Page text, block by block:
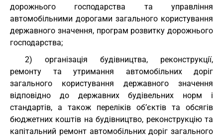
дорожнього господарства та управління
автомобільними дорогами загального користування
державного значення, програм розвитку дорожнього
господарства;
2) організація будівництва, реконструкції,
ремонту та утримання автомобільних доріг
загального користування державного значення
відповідно до державних будівельних норм і
стандартів, а також переліків об’єктів та обсягів
бюджетних коштів на будівництво, реконструкцію та
капітальний ремонт автомобільних доріг загального